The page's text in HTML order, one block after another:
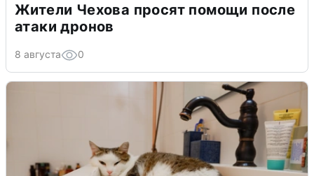
Жители Чехова просят помощи после
атаки дронов
8 августа 0